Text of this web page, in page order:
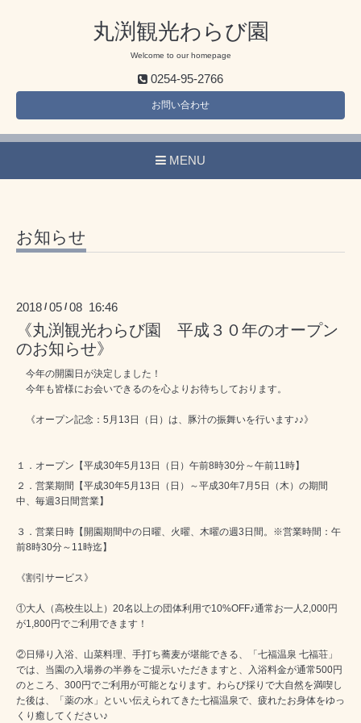
丸渕観光わらび園
Welcome to our homepage
0254-95-2766
お問い合わせ
MENU
お知らせ
2018 /05 /08 16:46
《丸渕観光わらび園 平成３０年のオープン
のお知らせ》
今年の開園日が決定しました！
今年も皆様にお会いできるのを心よりお待ちしております。
《オープン記念：5月13日（日）は、豚汁の振舞いを行います♪♪》
１．オープン【平成30年5月13日（日）午前8時30分～午前11時】
２．営業期間【平成30年5月13日（日）～平成30年7月5日（木）の期間
中、毎週3日間営業】
３．営業日時【開園期間中の日曜、火曜、木曜の週3日間。※営業時間：午
前8時30分～11時迄】
《割引サービス》
①大人（高校生以上）20名以上の団体利用で10%OFF♪通常お一人2,000円
が1,800円でご利用できます！
②日帰り入浴、山菜料理、手打ち蕎麦が堪能できる、「七福温泉 七福荘」
では、当園の入場券の半券をご提示いただきますと、入浴料金が通常500円
のところ、300円でご利用が可能となります。わらび採りで大自然を満喫し
た後は、「薬の水」といい伝えられてきた七福温泉で、疲れたお身体をゆっ
くり癒してください♪